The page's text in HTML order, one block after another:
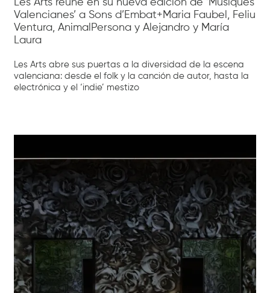
Les Arts reúne en su nueva edición de ‘Músiques
Valencianes’ a Sons d’Embat+Maria Faubel, Feliu
Ventura, AnimalPersona y Alejandro y María
Laura
Les Arts abre sus puertas a la diversidad de la escena
valenciana: desde el folk y la canción de autor, hasta la
electrónica y el ‘indie’ mestizo